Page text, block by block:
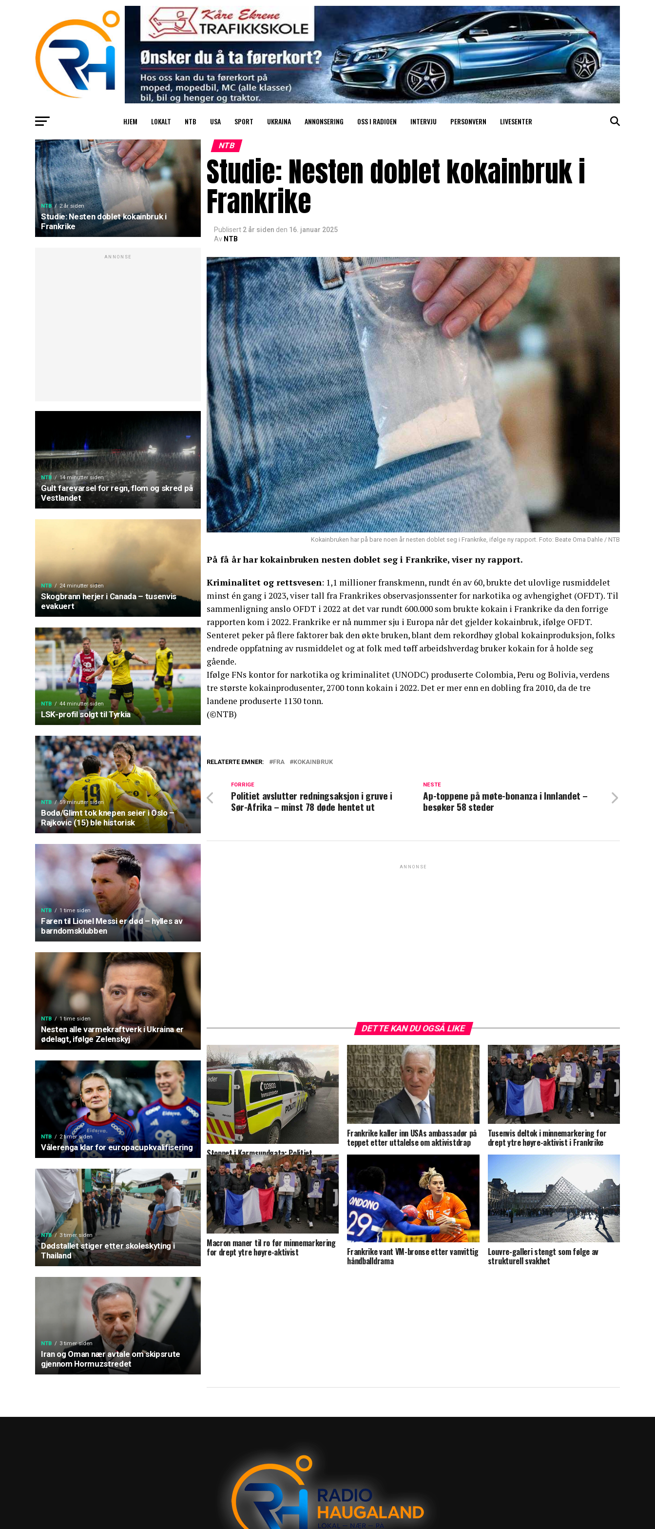
HJEM LOKALT NTB USA SPORT UKRAINA ANNONSERING OSS I RADIOEN INTERVJU PERSONVERN LIVESENTER
NTB 2 år siden
Studie: Nesten doblet kokainbruk i
Frankrike
ANNONSE
NTB 14 minutter siden
Gult farevarsel for regn, flom og skred på
Vestlandet
NTB 24 minutter siden
Skogbrann herjer i Canada – tusenvis
evakuert
NTB 44 minutter siden
LSK-profil solgt til Tyrkia
NTB 59 minutter siden
Bodø/Glimt tok knepen seier i Oslo –
Rajkovic (15) ble historisk
NTB 1 time siden
Faren til Lionel Messi er død – hylles av
barndomsklubben
NTB 1 time siden
Nesten alle varmekraftverk i Ukraina er
ødelagt, ifølge Zelenskyj
NTB 2 timer siden
Vålerenga klar for europacupkvalifisering
NTB 3 timer siden
Dødstallet stiger etter skoleskyting i
Thailand
NTB 3 timer siden
Iran og Oman nær avtale om skipsrute
gjennom Hormuzstredet
NTB
Studie: Nesten doblet kokainbruk i
Frankrike
Publisert 2 år siden den 16. januar 2025
Av NTB
Kokainbruken har på bare noen år nesten doblet seg i Frankrike, ifølge ny rapport. Foto: Beate Oma Dahle / NTB
På få år har kokainbruken nesten doblet seg i Frankrike, viser ny rapport.
Kriminalitet og rettsvesen: 1,1 millioner franskmenn, rundt én av 60, brukte det ulovlige rusmiddelet
minst én gang i 2023, viser tall fra Frankrikes observasjonssenter for narkotika og avhengighet (OFDT). Til
sammenligning anslo OFDT i 2022 at det var rundt 600.000 som brukte kokain i Frankrike da den forrige
rapporten kom i 2022. Frankrike er nå nummer sju i Europa når det gjelder kokainbruk, ifølge OFDT.
Senteret peker på flere faktorer bak den økte bruken, blant dem rekordhøy global kokainproduksjon, folks
endrede oppfatning av rusmiddelet og at folk med tøff arbeidshverdag bruker kokain for å holde seg
gående.
Ifølge FNs kontor for narkotika og kriminalitet (UNODC) produserte Colombia, Peru og Bolivia, verdens
tre største kokainprodusenter, 2700 tonn kokain i 2022. Det er mer enn en dobling fra 2010, da de tre
landene produserte 1130 tonn.
(©NTB)
RELATERTE EMNER: FRA KOKAINBRUK
NESTE
Ap-toppene på møte-bonanza i Innlandet –
besøker 58 steder
FORRIGE
Politiet avslutter redningsaksjon i gruve i
Sør-Afrika – minst 78 døde hentet ut
ANNONSE
DETTE KAN DU OGSÅ LIKE
Stoppet i Karmsundgata: Politiet
mistenker både alkohol og kokain
Frankrike kaller inn USAs ambassadør på
teppet etter uttalelse om aktivistdrap
Tusenvis deltok i minnemarkering for
drept ytre høyre-aktivist i Frankrike
Macron maner til ro før minnemarkering
for drept ytre høyre-aktivist Frankrike vant VM-bronse etter vanvittig
håndballdrama
Louvre-galleri stengt som følge av
strukturell svakhet